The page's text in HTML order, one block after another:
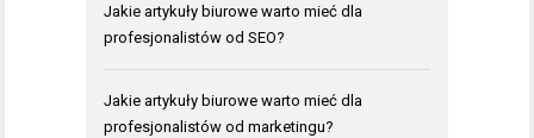
Jakie artykuły biurowe warto mieć dla
profesjonalistów od SEO?
Jakie artykuły biurowe warto mieć dla
profesjonalistów od marketingu?